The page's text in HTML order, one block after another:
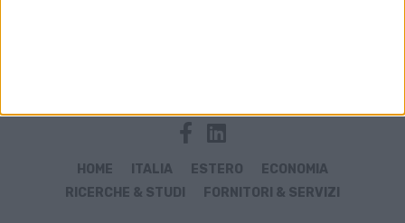
HOME ITALIA ESTERO
ECONOMIA
RICERCHE & STUDI
FORNITORI & SERVIZI